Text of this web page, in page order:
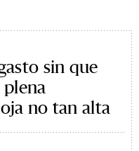
sin que
no tan alta